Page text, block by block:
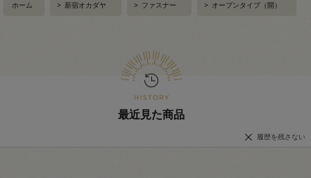
ホーム > 新宿オカダヤ > ファスナー > オープンタイプ（開）
最近見た商品
履歴を残さない